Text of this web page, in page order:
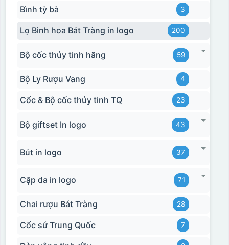
Ưu, nhược điểm của in Decal trượt nước
Ưu điểm
Nhược điểm
không phai theo thời
Không thể tẩy xoá
Bình tỳ bà 3
Lọ Bình hoa Bát Tràng in logo 200
Bộ cốc thủy tinh hãng 59
Bộ Ly Rượu Vang 4
Cốc & Bộ cốc thủy tinh TQ 23
Bộ giftset In logo 43
Bút in logo 37
Cặp da in logo 71
Chai rượu Bát Tràng 28
Cốc sứ Trung Quốc 7